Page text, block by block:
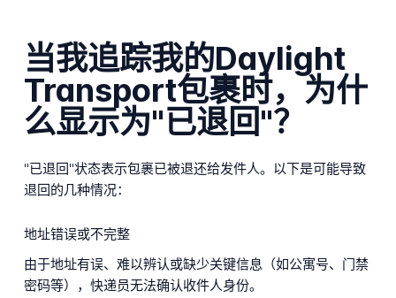
当我追踪我的Daylight
Transport包裹时，为什
么显示为"已退回"？
"已退回"状态表示包裹已被退还给发件人。以下是可能导致
退回的几种情况：
地址错误或不完整
由于地址有误、难以辨认或缺少关键信息（如公寓号、门禁
密码等），快递员无法确认收件人身份。